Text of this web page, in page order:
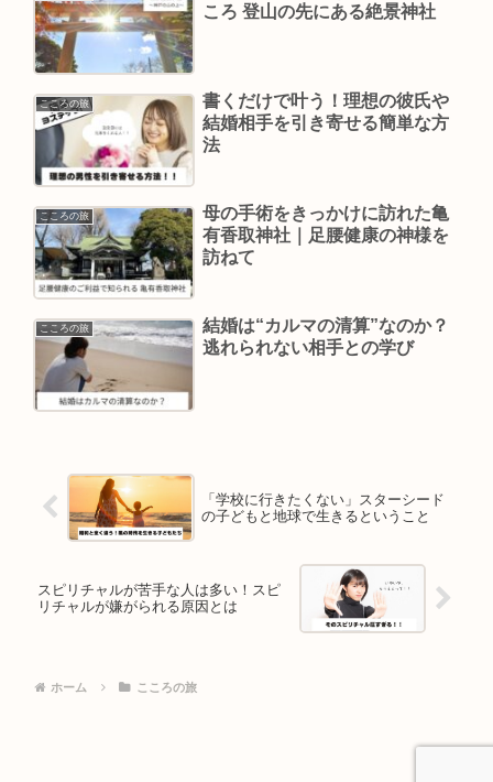
ころ 登山の先にある絶景神社
こころの旅
書くだけで叶う！理想の彼氏や
結婚相手を引き寄せる簡単な方
法
こころの旅
母の手術をきっかけに訪れた亀
有香取神社｜足腰健康の神様を
訪ねて
こころの旅
結婚は“カルマの清算”なのか？
逃れられない相手との学び
「学校に行きたくない」スターシード
の子どもと地球で生きるということ
スピリチャルが苦手な人は多い！スピ
リチャルが嫌がられる原因とは
ホーム こころの旅